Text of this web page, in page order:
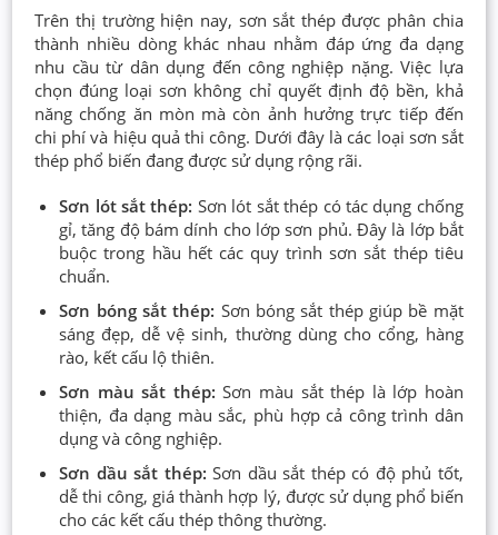
Trên thị trường hiện nay, sơn sắt thép được phân chia
thành nhiều dòng khác nhau nhằm đáp ứng đa dạng
nhu cầu từ dân dụng đến công nghiệp nặng. Việc lựa
chọn đúng loại sơn không chỉ quyết định độ bền, khả
năng chống ăn mòn mà còn ảnh hưởng trực tiếp đến
chi phí và hiệu quả thi công. Dưới đây là các loại sơn sắt
thép phổ biến đang được sử dụng rộng rãi.
Sơn lót sắt thép: Sơn lót sắt thép có tác dụng chống
gỉ, tăng độ bám dính cho lớp sơn phủ. Đây là lớp bắt
buộc trong hầu hết các quy trình sơn sắt thép tiêu
chuẩn.
Sơn bóng sắt thép: Sơn bóng sắt thép giúp bề mặt
sáng đẹp, dễ vệ sinh, thường dùng cho cổng, hàng
rào, kết cấu lộ thiên.
Sơn màu sắt thép:Sơn màu sắt thép là lớp hoàn
thiện, đa dạng màu sắc, phù hợp cả công trình dân
dụng và công nghiệp.
Sơn dầu sắt thép: Sơn dầu sắt thép có độ phủ tốt,
dễ thi công, giá thành hợp lý, được sử dụng phổ biến
cho các kết cấu thép thông thường.